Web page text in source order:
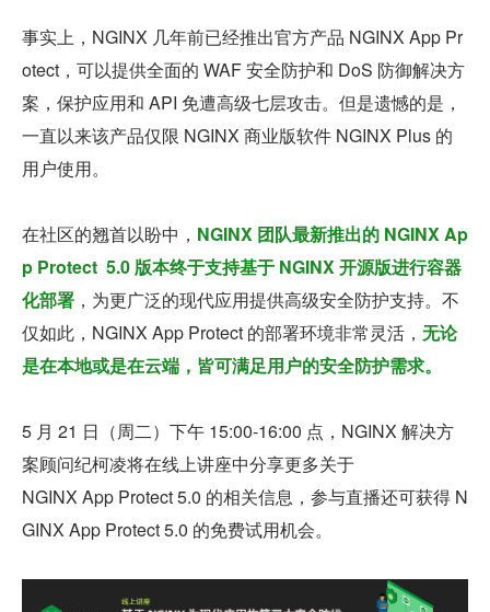
事实上，NGINX 几年前已经推出官方产品 NGINX App Pr
otect，可以提供全面的 WAF 安全防护和 DoS 防御解决方
案，保护应用和 API 免遭高级七层攻击。但是遗憾的是，
一直以来该产品仅限 NGINX 商业版软件 NGINX Plus 的
用户使用。
在社区的翘首以盼中， NGINX 团队最新推出的 NGINX Ap
p Protect  5.0 版本终于支持基于 NGINX 开源版进行容器
化部署 ，为更广泛的现代应用提供高级安全防护支持。不
仅如此，NGINX App Protect 的部署环境非常灵活， 无论
是在本地或是在云端，皆可满足用户的安全防护需求。
5 月 21 日（周二）下午 15:00-16:00 点，NGINX 解决方
案顾问纪柯凌将在线上讲座中分享更多关于
NGINX App Protect 5.0 的相关信息，参与直播还可获得 N
GINX App Protect 5.0 的免费试用机会。